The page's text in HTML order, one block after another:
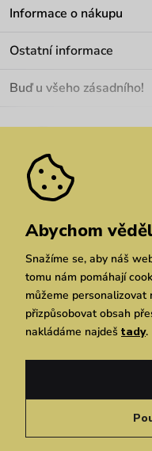
Informace o nákupu
Materiály a údržba
Pozáruční opravy
Ostatní informace
Velkoobchod
Dárkové poukazy
Vuchlook
Prodejny
Praha Brno
Buď u všeho zásadního!
Zásady ochrany osobních
Zásady
Abychom
Snažíme se, aby náš
tomu nám pomáhají
můžeme personalizovat
přizpůsobovat obsah
nakládáme najdeš tady.